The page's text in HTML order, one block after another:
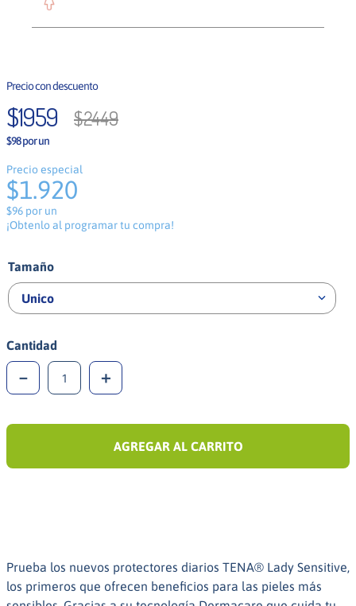
$1959
$98 por un
$2449
Precio especial
$1.920
$96 por un
¡Obtenlo al programar tu compra!
Tamaño
Unico
Cantidad
＋
－
AGREGAR AL CARRITO
Prueba los nuevos protectores diarios TENA® Lady Sensitive,
los primeros que ofrecen beneficios para las pieles más